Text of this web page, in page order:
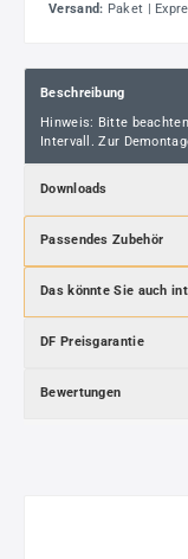
Versand: Paket |
Beschreibung
Hinweis: Bitte
Intervall. Zur
Downloads
Passendes Zubehör
Das könnte Sie auch
DF Preisgarantie
Bewertungen